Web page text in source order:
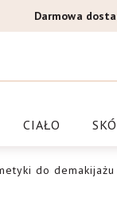
Darmowa
CIAŁO
do